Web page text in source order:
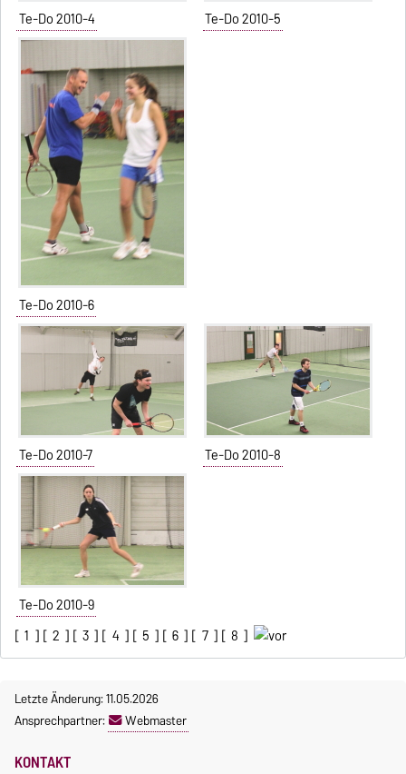
Te-Do 2010-4 Te-Do 2010-5
Te-Do 2010-6
Te-Do 2010-7 Te-Do 2010-8
Te-Do 2010-9
[ 1 ] [ 2 ] [ 3 ] [ 4 ] [ 5 ] [ 6 ] [ 7 ] [ 8 ]
Letzte Änderung: 11.05.2026
Ansprechpartner:
Webmaster
KONTAKT